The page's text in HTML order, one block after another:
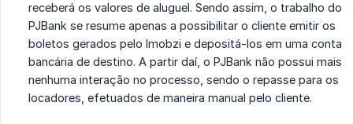
receberá os valores de aluguel. Sendo assim, o trabalho do
PJBank se resume apenas a possibilitar o cliente emitir os
boletos gerados pelo Imobzi e depositá-los em uma conta
bancária de destino. A partir daí, o PJBank não possui mais
nenhuma interação no processo, sendo o repasse para os
locadores, efetuados de maneira manual pelo cliente.